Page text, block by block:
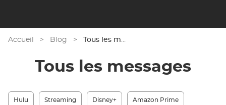
Accueil > Blog > Tous les messages
Tous les messages
Hulu Streaming Disney+ Amazon Prime